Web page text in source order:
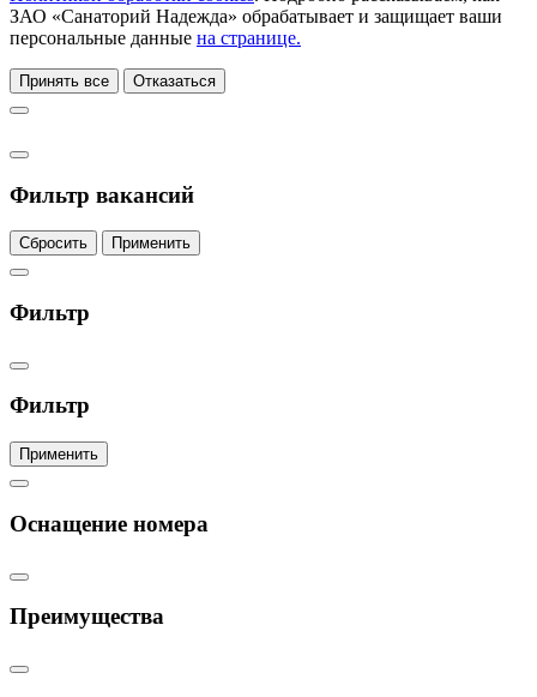
ЗАО «Санаторий Надежда» обрабатывает и защищает ваши
персональные данные на странице.
Принять все Отказаться
Фильтр вакансий
Сбросить Применить
Фильтр
Фильтр
Применить
Оснащение номера
Преимущества